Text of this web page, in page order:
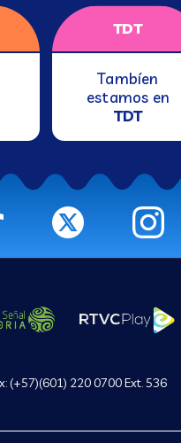
TDT
Tambíen
estamos en
TDT
(+57)(601) 220 0700 Ext. 536